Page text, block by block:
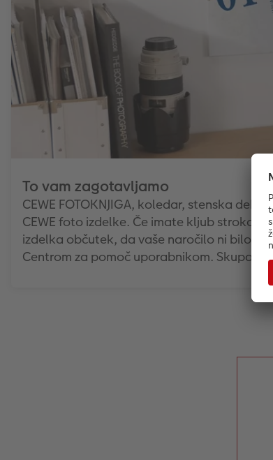
To vam zagotavljamo
CEWE FOTOKNJIGA, koledar, stenska
CEWE foto izdelke. Če imate kljub
izdelka občutek, da vaše naročilo ni bilo
Centrom za pomoč uporabnikom. Skupaj